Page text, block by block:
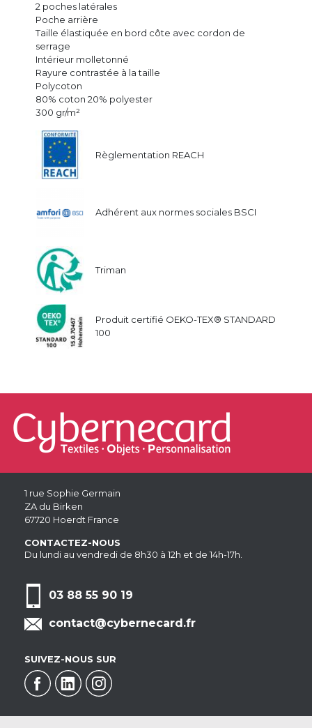
2 poches latérales
Poche arrière
Taille élastiquée en bord côte avec cordon de
serrage
Intérieur molletonné
Rayure contrastée à la taille
Polycoton
80% coton 20% polyester
300 gr/m²
Règlementation REACH
Adhérent aux normes sociales BSCI
Triman
Produit certifié OEKO-TEX® STANDARD
100
1 rue Sophie Germain
ZA du Birken
67720 Hoerdt France
CONTACTEZ-NOUS
Du lundi au vendredi de 8h30 à 12h et de 14h-17h.
03 88 55 90 19
contact@cybernecard.fr
SUIVEZ-NOUS SUR